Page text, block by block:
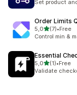
Set product
Order Limits
5,0/ 5 tähteä
(7)
7 arvostelua
•Free
Control min &
Essential
5,0/ 5 tähteä
(1)
1 arvostelua
•Free
Validate